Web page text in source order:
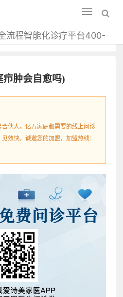
Toggle
navigation
流程智能化诊疗平台400-
疖肿会自愈吗)
伙人。亿万家庭都需要的线上问诊
效快。诚邀您的加盟，加盟热线：